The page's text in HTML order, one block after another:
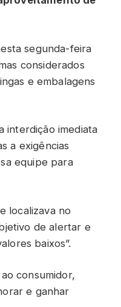
segunda-feira
considerados
e embalagens
interdição imediata
a exigências
equipe para
localizava no
de alertar e
baixos”.
consumidor,
e ganhar